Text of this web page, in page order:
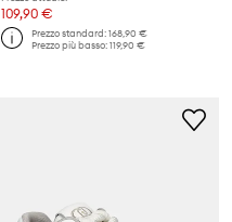
109,90 €
Prezzo standard:168,90 €
Prezzo più basso:119,90 €